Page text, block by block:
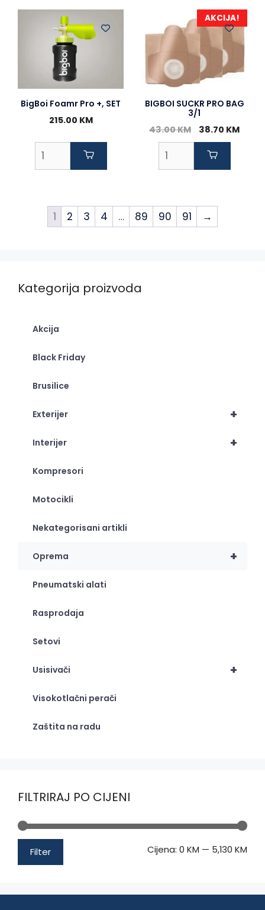
BigBoi Foamr Pro +, SET
215.00 KM
AKCIJA!
BIGBOI SUCKR PRO BAG
3/1
43.00KM
Original
price
was:
38.70 KM
1 2 3 4 … 89 90 91 →
Kategorija proizvoda
Akcija
Black Friday
Brusilice
+
Exterijer
+
Interijer
Kompresori
Motocikli
Nekategorisani artikli
+
Oprema
Pneumatski alati
Rasprodaja
Setovi
+
Usisivači
Visokotlačni perači
Zaštita na radu
FILTRIRAJ PO CIJENI
Filter Cijena: 0 KM — 5,130 KM